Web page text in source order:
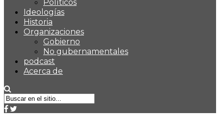
Políticos
Ideologías
Historia
Organizaciones
Gobierno
No gubernamentales
podcast
Acerca de